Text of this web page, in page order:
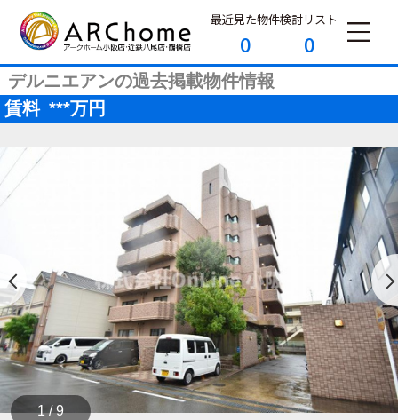
最近見た物件
0
検討リスト
0
デルニエアンの過去掲載物件情報
賃料 ***万円
1 / 9